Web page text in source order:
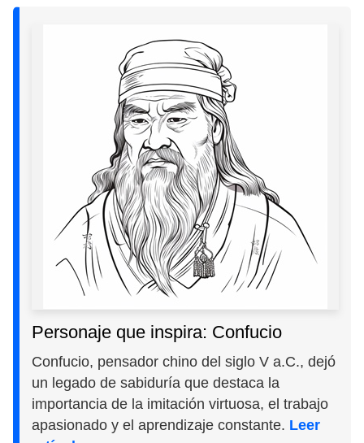
Personaje que inspira: Confucio
Confucio, pensador chino del siglo V a.C., dejó
un legado de sabiduría que destaca la
importancia de la imitación virtuosa, el trabajo
apasionado y el aprendizaje constante. Leer